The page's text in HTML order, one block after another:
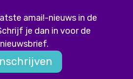
amai!-nieuws in de
je dan in voor de
nieuwsbrief.